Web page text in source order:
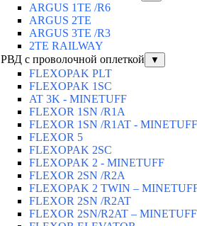
ARGUS 1TE /R6
ARGUS 2TЕ
ARGUS 3TE /R3
2TE RAILWAY
РВД с проволочной оплеткой
▼
FLEXOPAK PLT
FLEXOPAK 1SС
AT 3K - MINETUFF
FLEXOR 1SN /R1A
FLEXOR 1SN /R1AT - MINETUFF
FLEXOR 5
FLEXOPAK 2SС
FLEXOPAK 2 - MINETUFF
FLEXOR 2SN /R2A
FLEXOPAK 2 TWIN –
FLEXOR 2SN /R2AT
FLEXOR 2SN/R2AT – MINETUFF